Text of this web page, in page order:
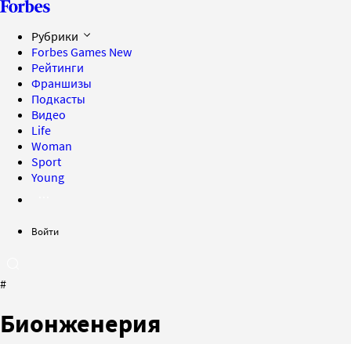
Рубрики
Forbes Games New
Рейтинги
Франшизы
Подкасты
Видео
Life
Woman
Sport
Young
Войти
#
Бионженерия